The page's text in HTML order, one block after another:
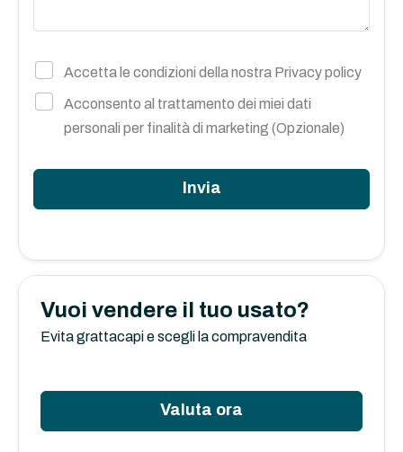
Vuoi vendere il tuo usato?
Evita grattacapi e scegli la compravendita
Valuta ora
Accetta le condizioni della nostra Privacy policy
Acconsento al trattamento dei miei dati
personali per finalità di marketing (Opzionale)
Invia